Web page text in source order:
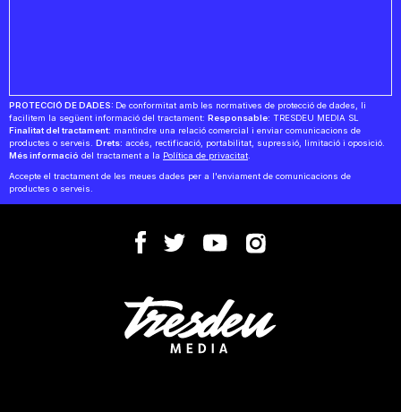
PROTECCIÓ DE DADES: De conformitat amb les normatives de protecció de dades, li
facilitem la següent informació del tractament: Responsable: TRESDEU MEDIA SL
Finalitat del tractament: mantindre una relació comercial i enviar comunicacions de
productes o serveis. Drets: accés, rectificació, portabilitat, supressió, limitació i oposició.
Més informació del tractament a la Política de privacitat
Accepte el tractament de les meues dades per a l'enviament de comunicacions de
productes o serveis.